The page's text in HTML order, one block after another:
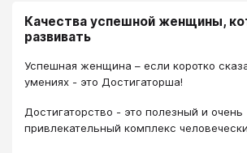
Качества успешной женщины,
развивать
Успешная женщина – если коротко
умениях - это Достигаторша!
Достигаторство - это полезный и очень
привлекательный комплекс